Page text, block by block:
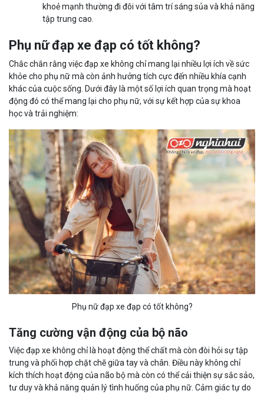
khoẻ mạnh thường đi đôi với tâm trí sáng sủa và khả năng
tập trung cao.
Phụ nữ đạp xe đạp có tốt không?
Chắc chắn rằng việc đạp xe không chỉ mang lại nhiều lợi ích về sức
khỏe cho phụ nữ mà còn ảnh hưởng tích cực đến nhiều khía cạnh
khác của cuộc sống. Dưới đây là một số lợi ích quan trọng mà hoạt
động đó có thể mang lại cho phụ nữ, với sự kết hợp của sự khoa
học và trải nghiệm:
Phụ nữ đạp xe đạp có tốt không?
Tăng cường vận động của bộ não
Việc đạp xe không chỉ là hoạt động thể chất mà còn đòi hỏi sự tập
trung và phối hợp chặt chẽ giữa tay và chân. Điều này không chỉ
kích thích hoạt động của não bộ mà còn có thể cải thiện sự sắc sảo,
tư duy và khả năng quản lý tình huống của phụ nữ. Cảm giác tự do